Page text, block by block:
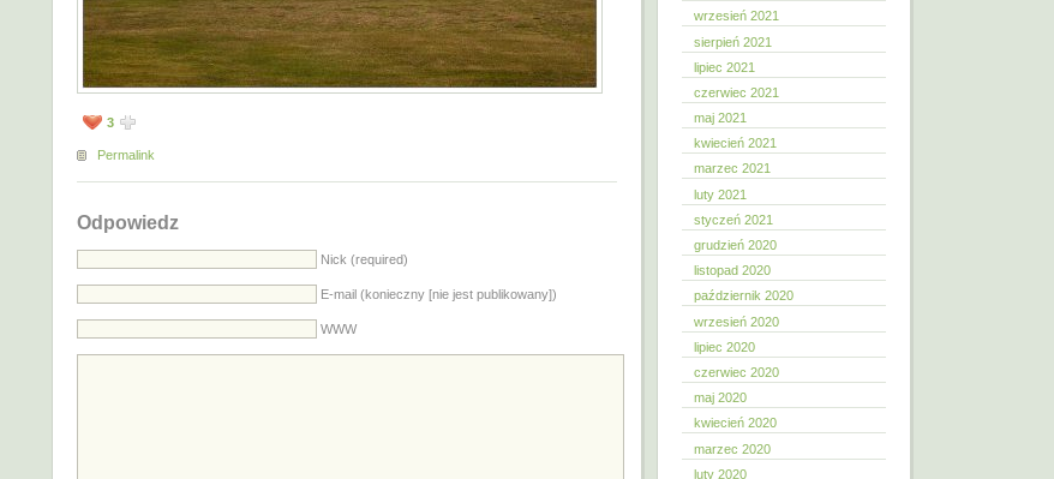
3
Permalink
Odpowiedz
Nick (required)
E-mail (konieczny [nie jest publikowany])
WWW
wrzesień 2021
sierpień 2021
lipiec 2021
czerwiec 2021
maj 2021
kwiecień 2021
marzec 2021
luty 2021
styczeń 2021
grudzień 2020
listopad 2020
październik 2020
wrzesień 2020
lipiec 2020
czerwiec 2020
maj 2020
kwiecień 2020
marzec 2020
luty 2020